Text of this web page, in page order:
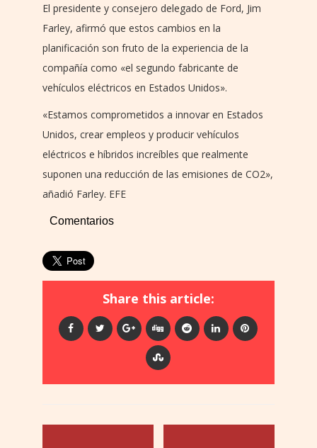
El presidente y consejero delegado de Ford, Jim
Farley, afirmó que estos cambios en la
planificación son fruto de la experiencia de la
compañía como «el segundo fabricante de
vehículos eléctricos en Estados Unidos».
«Estamos comprometidos a innovar en Estados
Unidos, crear empleos y producir vehículos
eléctricos e híbridos increíbles que realmente
suponen una reducción de las emisiones de CO2»,
añadió Farley. EFE
Comentarios
Share this article: